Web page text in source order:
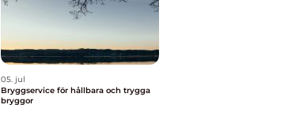
05. jul
Bryggservice för hållbara och trygga
bryggor